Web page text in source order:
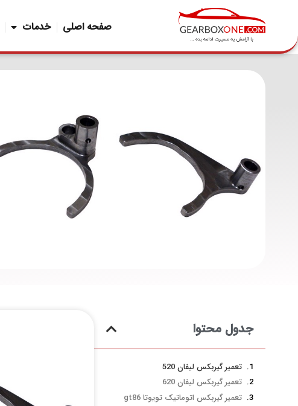
صفحه اصلی خدمات
جدول محتوا
تعمیر گیربکس لیفان 520
تعمیر گیربکس لیفان 620
تعمیر گیربکس اتوماتیک تویوتا gt86